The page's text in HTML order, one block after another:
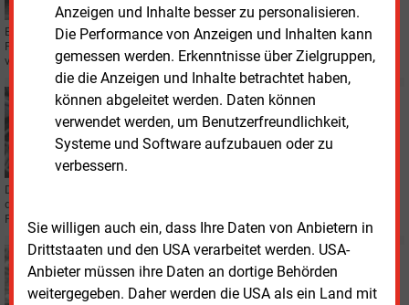
Anzeigen und Inhalte besser zu personalisieren.
Die Performance von Anzeigen und Inhalten kann
gemessen werden. Erkenntnisse über Zielgruppen,
die die Anzeigen und Inhalte betrachtet haben,
können abgeleitet werden. Daten können
verwendet werden, um Benutzerfreundlichkeit,
Systeme und Software aufzubauen oder zu
verbessern.
Sie willigen auch ein, dass Ihre Daten von Anbietern in
Drittstaaten und den USA verarbeitet werden. USA-
Anbieter müssen ihre Daten an dortige Behörden
weitergegeben. Daher werden die USA als ein Land mit
Elektroautos in Deutschland sind zwischen 2020 und 2025 real um 18
Prozent günstiger geworden. Zugleich hat sich das Modellangebot mehr als
vervierfacht, ermittelte das Fraunhofer ISI.
Dienstag, 14.07.2026, 11:54
E&M MOBILITÄT
Elektroautos führen erstmals Neuzulassungen an
Das Bundesumweltministerium sieht derzeit keinen Anpassungsbedarf bei
der E-Auto-Förderung. Weniger als 15 Prozent der Anträge entfielen auf
Fahrzeuge chinesischer Hersteller.
Freitag, 10.07.2026, 16:43
LADEINFRASTRUKTUR
Drogeriekette Müller baut Schnelllader aus